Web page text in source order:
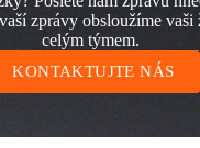
zprávy obsloužíme vaši
celým týmem.
KONTAKTUJTE NÁS